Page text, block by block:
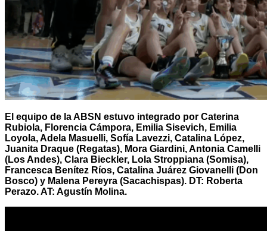
El equipo de la ABSN estuvo integrado por Caterina
Rubiola, Florencia Cámpora, Emilia Sisevich, Emilia
Loyola, Adela Masuelli, Sofía Lavezzi, Catalina López,
Juanita Draque (Regatas), Mora Giardini, Antonia Camelli
(Los Andes), Clara Bieckler, Lola Stroppiana (Somisa),
Francesca Benítez Ríos, Catalina Juárez Giovanelli (Don
Bosco) y Malena Pereyra (Sacachispas). DT: Roberta
Perazo. AT: Agustín Molina.